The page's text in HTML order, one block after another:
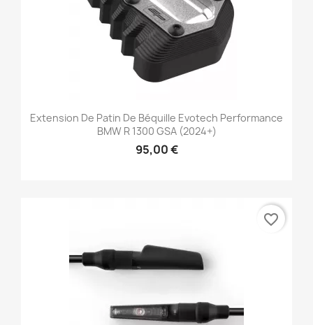
Extension De Patin De Béquille Evotech Performance
BMW R 1300 GSA (2024+)
95,00 €
favorite_border